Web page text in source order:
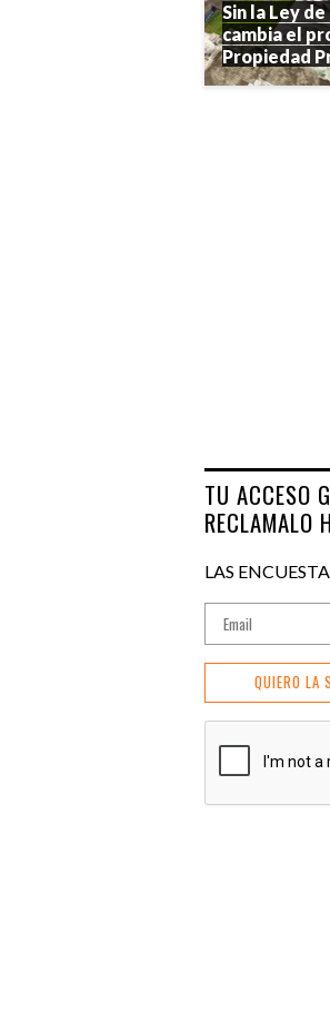
Sin la Ley
cambia el
Propiedad
TU ACCESO
RECLAMALO
LAS
QUIERO LA